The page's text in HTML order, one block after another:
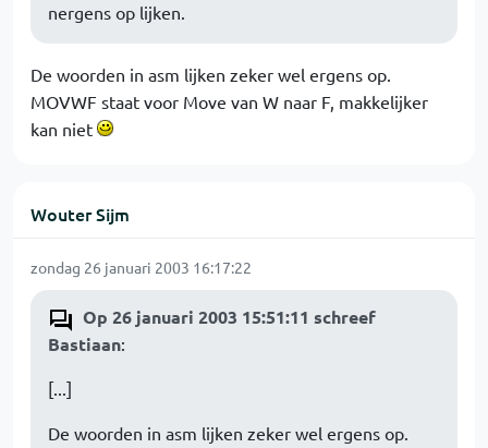
nergens op lijken.
De woorden in asm lijken zeker wel ergens op.
MOVWF staat voor Move van W naar F, makkelijker
kan niet
Wouter Sijm
zondag 26 januari 2003 16:17:22
Op 26 januari 2003 15:51:11 schreef
Bastiaan:
[...]
De woorden in asm lijken zeker wel ergens op.